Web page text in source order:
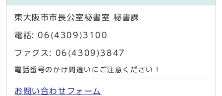
東大阪市市長公室秘書室 秘書課
電話: 06(4309)3100
ファクス: 06(4309)3847
電話番号のかけ間違いにご注意ください！
お問い合わせフォーム